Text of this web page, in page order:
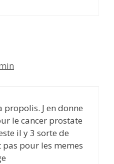
propolis. J en donne
le cancer prostate
il y 3 sorte de
pour les memes